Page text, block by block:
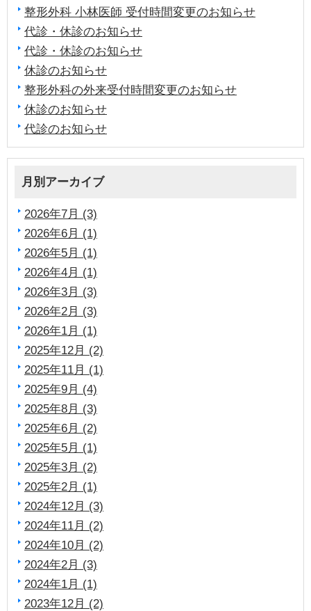
整形外科 小林医師 受付時間変更のお知らせ
代診・休診のお知らせ
代診・休診のお知らせ
休診のお知らせ
整形外科の外来受付時間変更のお知らせ
休診のお知らせ
代診のお知らせ
月別アーカイブ
2026年7月 (3)
2026年6月 (1)
2026年5月 (1)
2026年4月 (1)
2026年3月 (3)
2026年2月 (3)
2026年1月 (1)
2025年12月 (2)
2025年11月 (1)
2025年9月 (4)
2025年8月 (3)
2025年6月 (2)
2025年5月 (1)
2025年3月 (2)
2025年2月 (1)
2024年12月 (3)
2024年11月 (2)
2024年10月 (2)
2024年2月 (3)
2024年1月 (1)
2023年12月 (2)